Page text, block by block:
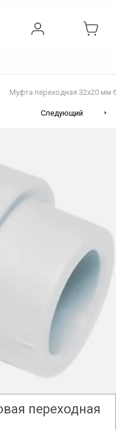
Муфта переходная 32х20 мм
Следующий
переходная